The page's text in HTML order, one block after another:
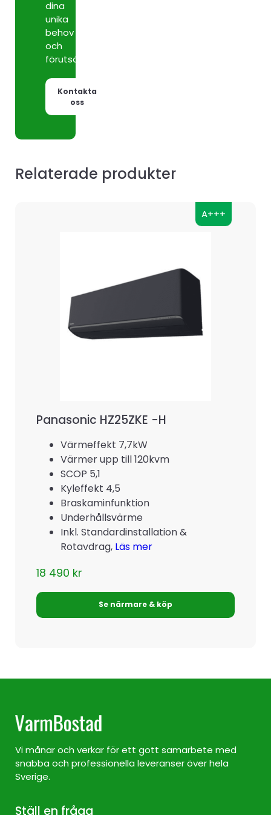
dina
unika
behov
och
förutsättningar.
Kontakta
oss
Relaterade produkter
Panasonic HZ25ZKE -H
Värmeffekt 7,7kW
Värmer upp till 120kvm
SCOP 5,1
Kyleffekt 4,5
Braskaminfunktion
Underhållsvärme
Inkl. Standardinstallation &
Rotavdrag, Läs mer
18 490 kr
Se närmare & köp
A+++
Vi månar och verkar för ett gott samarbete med
snabba och professionella leveranser över hela
Sverige.
Ställ en fråga